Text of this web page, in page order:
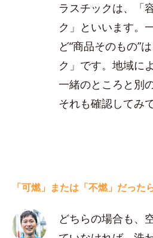
ラスチックは、「
ク」といいます。
ど“商品そのもの”
ク」です。地域に
一緒のところと別
それも確認してみ
「可燃」または「不燃」だった
どちらの場合も、